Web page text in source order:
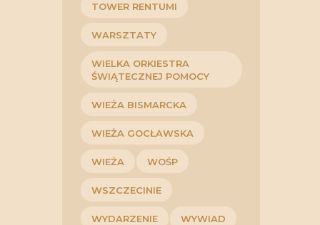
TOWER RENTUMI
WARSZTATY
WIELKA ORKIESTRA
ŚWIĄTECZNEJ POMOCY
WIEŻA BISMARCKA
WIEŻA GOCŁAWSKA
WIEŻA WOŚP
WSZCZECINIE
WYDARZENIE WYWIAD